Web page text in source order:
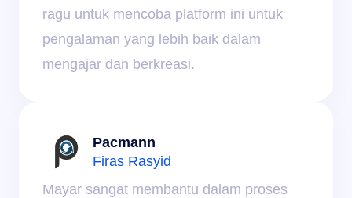
ragu untuk mencoba platform ini untuk
pengalaman yang lebih baik dalam
mengajar dan berkreasi.
Pacmann
Firas Rasyid
Mayar sangat membantu dalam proses